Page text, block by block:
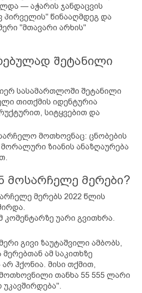
— აჭარის ჯანდაცვის
პირველის" წინააღმდეგ და
"მთავარი არხის"
შეტანილი
სასამართლოში შეტანილი
თითქმის იდენტურია
სიტყვებით და
მოთხოვნაც: ცნობების
ზიანის ანაზღაურება
მოსარჩელე მერები?
მერებს 2022 წლის
კომენტარზე უარი გვითხრა.
გივი ზაუტაშვილი ამბობს,
მერებთან ამ საკითხზე
არ ჰქონია. მისი თქმით,
თანხა 55 555 ლარი